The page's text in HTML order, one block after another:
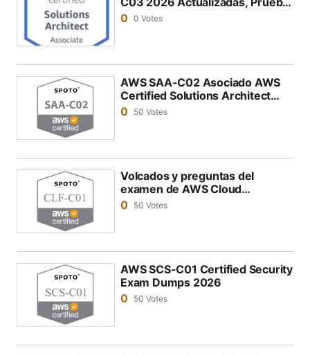
pletarlo.
AWS recomienda tener algo de experiencia práctica
alquiera de estas certificaciones. Puedes obtener la
información más reciente visitando el sitio web de c
ertificación de AWS o contactando directamente a A
WS.
de Práctica SAA-C03
0 0 Votes
AWS SAA-C02 Asociado AWS
Certified Solutions Architect
Associate Exam Dumps 2026
0 50 Votes
Volcados y preguntas del
examen de AWS Cloud
Practitioner CLF-C02 2026
0 50 Votes
AWS SCS-C01 Certified Security
Exam Dumps 2026
0
50 Votes